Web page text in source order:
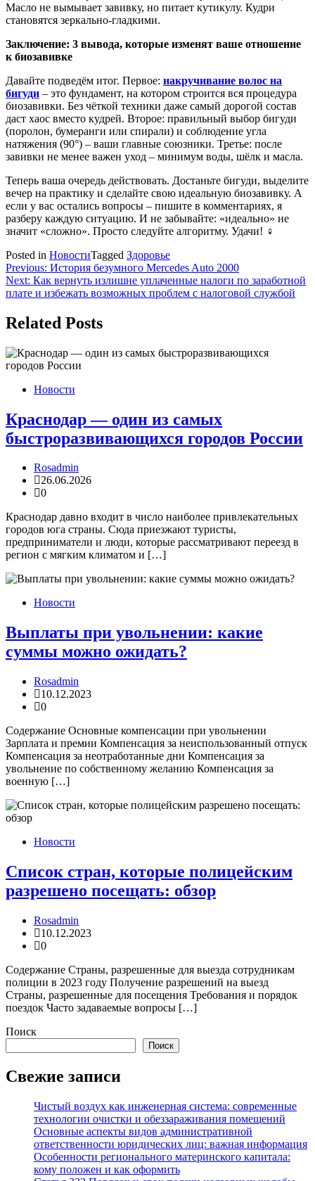
Масло не вымывает завивку, но питает кутикулу. Кудри
становятся зеркально-гладкими.
Заключение: 3 вывода, которые изменят ваше отношение
к биозавивке
Давайте подведём итог. Первое: накручивание волос на
бигуди – это фундамент, на котором строится вся процедура
биозавивки. Без чёткой техники даже самый дорогой состав
даст хаос вместо кудрей. Второе: правильный выбор бигуди
(поролон, бумеранги или спирали) и соблюдение угла
натяжения (90°) – ваши главные союзники. Третье: после
завивки не менее важен уход – минимум воды, шёлк и масла.
Теперь ваша очередь действовать. Достаньте бигуди, выделите
вечер на практику и сделайте свою идеальную биозавивку. А
если у вас остались вопросы – пишите в комментариях, я
разберу каждую ситуацию. И не забывайте: «идеально» не
значит «сложно». Просто следуйте алгоритму. Удачи! ‍♀️
Posted in НовостиTagged Здоровье
Навигация
по
Previous: История безумного Mercedes Auto 2000
Next: Как вернуть излишне уплаченные налоги по заработной
плате и избежать возможных проблем с налоговой службой
Related Posts
Новости
Краснодар — один из самых
быстроразвивающихся городов России
Rosadmin
26.06.2026
0
Краснодар давно входит в число наиболее привлекательных
городов юга страны. Сюда приезжают туристы,
предприниматели и люди, которые рассматривают переезд в
регион с мягким климатом и […]
Новости
Выплаты при увольнении: какие
суммы можно ожидать?
Rosadmin
10.12.2023
0
Содержание Основные компенсации при увольнении
Зарплата и премии Компенсация за неиспользованный отпуск
Компенсация за неотработанные дни Компенсация за
увольнение по собственному желанию Компенсация за
военную […]
Новости
Список стран, которые полицейским
разрешено посещать: обзор
Rosadmin
10.12.2023
0
Содержание Страны, разрешенные для выезда сотрудникам
полиции в 2023 году Получение разрешений на выезд
Страны, разрешенные для посещения Требования и порядок
поездок Часто задаваемые вопросы […]
Поиск
Поиск
Свежие записи
Чистый воздух как инженерная система: современные
технологии очистки и обеззараживания помещений
Основные аспекты видов административной
ответственности юридических лиц: важная информация
Особенности регионального материнского капитала:
кому положен и как оформить